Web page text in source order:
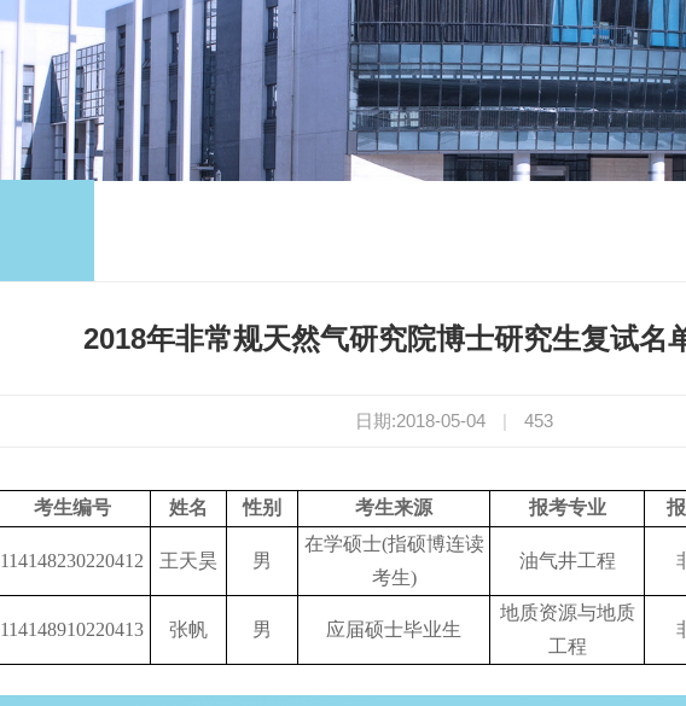
2018年非常规天然气研究院博士研究生复试名
日期:2018-05-04 | 453
考生编号 姓名 性别 考生来源 报考专业
114148230220412 王天昊 男
在学硕士(指硕博连读
考生)
油气井工程
114148910220413 张帆 男 应届硕士毕业生
地质资源与地质
工程